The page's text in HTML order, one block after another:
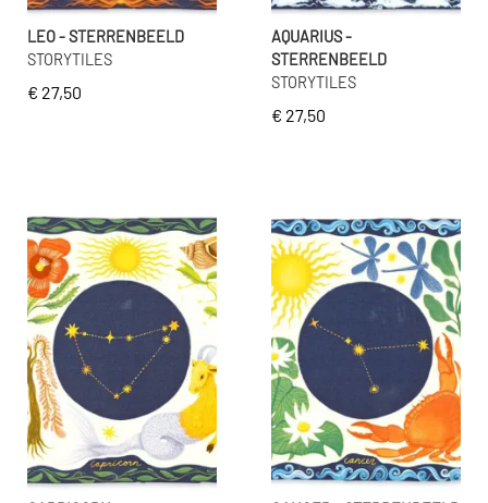
LEO - STERRENBEELD
STORYTILES
€ 27,50
AQUARIUS -
STERRENBEELD
STORYTILES
€ 27,50